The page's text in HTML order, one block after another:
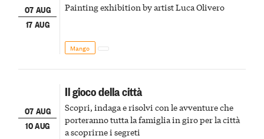
07 AUG
17 AUG
Painting exhibition by artist Luca Olivero
Mango
07 AUG
10 AUG
Il gioco della città
Scopri, indaga e risolvi con le avventure che
porteranno tutta la famiglia in giro per la città
a scoprirne i segreti